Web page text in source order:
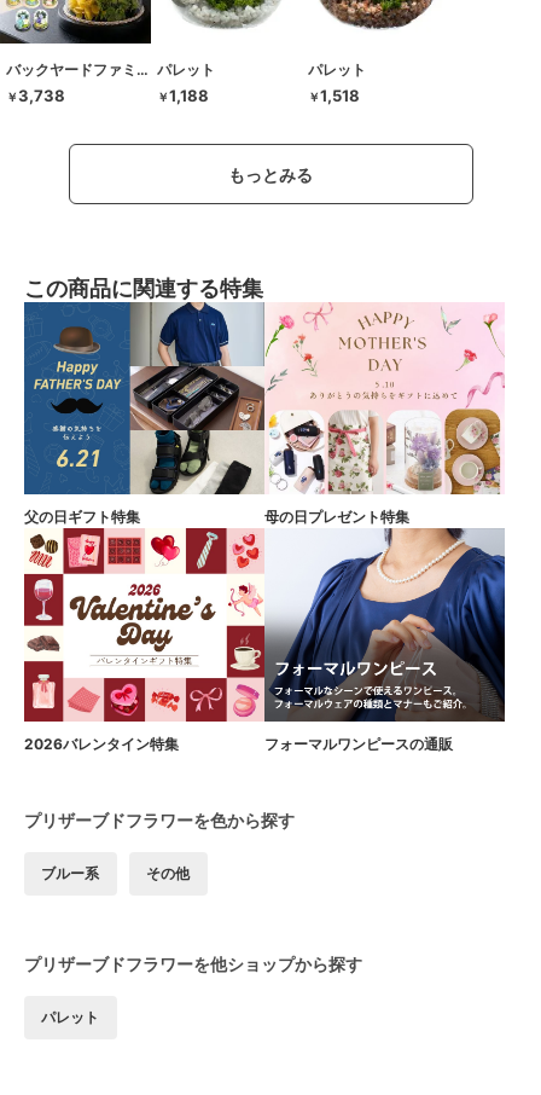
バックヤードファミリー
￥3,738
パレット
￥1,188
パレット
￥1,518
もっとみる
この商品に関連する特集
父の日ギフト特集 母の日プレゼント特集
2026バレンタイン特集 フォーマルワンピースの通販
プリザーブドフラワーを色から探す
ブルー系 その他
プリザーブドフラワーを他ショップから探す
パレット